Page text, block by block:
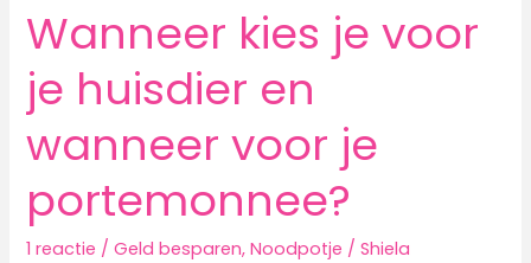
Wanneer kies je voor
je huisdier en
wanneer voor je
portemonnee?
1 reactie /Geld besparen,Noodpotje /Shiela